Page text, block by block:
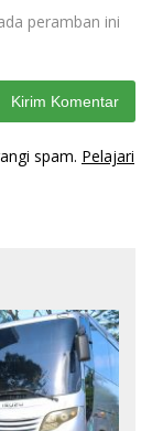
peramban ini
spam. Pelajari